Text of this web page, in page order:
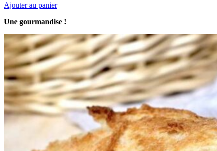
Ajouter au panier
Une gourmandise !